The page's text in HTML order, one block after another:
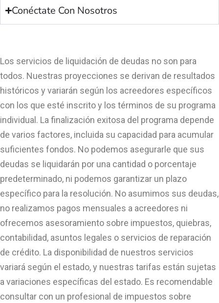
Conéctate Con Nosotros
Los servicios de liquidación de deudas no son para
todos. Nuestras proyecciones se derivan de resultados
históricos y variarán según los acreedores específicos
con los que esté inscrito y los términos de su programa
individual. La finalización exitosa del programa depende
de varios factores, incluida su capacidad para acumular
suficientes fondos. No podemos asegurarle que sus
deudas se liquidarán por una cantidad o porcentaje
predeterminado, ni podemos garantizar un plazo
específico para la resolución. No asumimos sus deudas,
no realizamos pagos mensuales a acreedores ni
ofrecemos asesoramiento sobre impuestos, quiebras,
contabilidad, asuntos legales o servicios de reparación
de crédito. La disponibilidad de nuestros servicios
variará según el estado, y nuestras tarifas están sujetas
a variaciones específicas del estado. Es recomendable
consultar con un profesional de impuestos sobre